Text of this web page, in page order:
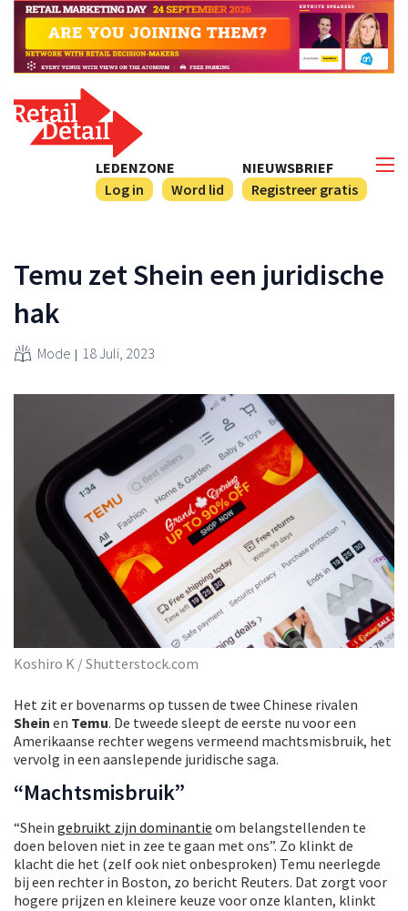
NIEUWSBRIEF
Registreer gratis
LEDENZONE
Log in
Word lid
Temu zet Shein een juridische
hak
Mode 18 Juli, 2023
Koshiro K / Shutterstock.com
Het zit er bovenarms op tussen de twee Chinese rivalen
Shein en Temu. De tweede sleept de eerste nu voor een
Amerikaanse rechter wegens vermeend machtsmisbruik, het
vervolg in een aanslepende juridische saga.
“Machtsmisbruik”
“Shein gebruikt zijn dominantie om belangstellenden te
doen beloven niet in zee te gaan met ons”. Zo klinkt de
klacht die het (zelf ook niet onbesproken) Temu neerlegde
bij een rechter in Boston, zo bericht Reuters. Dat zorgt voor
hogere prijzen en kleinere keuze voor onze klanten, klinkt